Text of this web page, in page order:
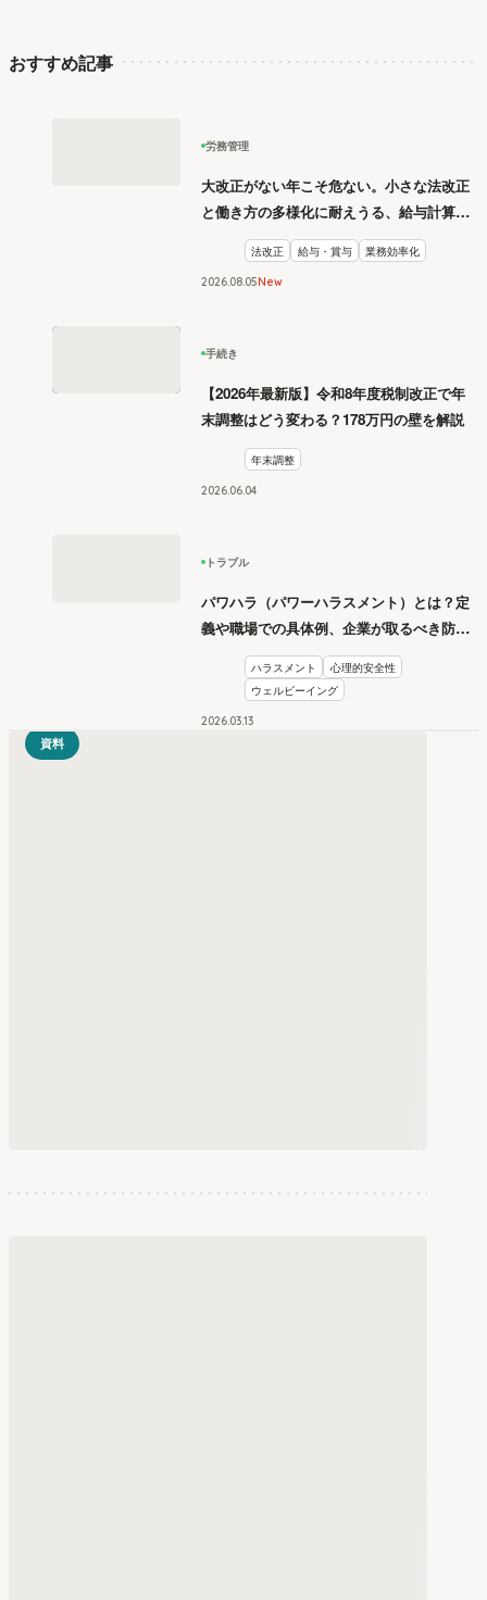
おすすめ記事
労務管理
大改正がない年こそ危ない。小さな法改正
と働き方の多様化に耐えうる、給与計算と
リスク管理
法改正 給与・賞与 業務効率化
2026.08 05New
手続き
【2026年最新版】令和8年度税制改正で年
末調整はどう変わる？178万円の壁を解説
年末調整
2026.06 04
トラブル
パワハラ（パワーハラスメント）とは？定
義や職場での具体例、企業が取るべき防止
措置を学ぶ
ハラスメント
心理的安全性
ウェルビーイング
2026.0313
資料